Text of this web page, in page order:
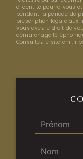
d'identité pourra vous
pendant la période de
prescription légale aux
Vous avez le droit de
démarchage
Consultez le site cnil.fr